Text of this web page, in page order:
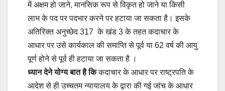
में अक्षम हो जाने, मानसिक रूप से विकृत हो जाने या किसी
लाभ के पद पर पदभार करने पर हटाया जा सकता है। इसके
अतिरिक्त अनुच्छेद 317 के खंड 3 के तहत कदाचार के
आधार पर उसे कार्यकाल की समाप्ति से पूर्व या 62 वर्ष की आयु
पूर्ण होने से पूर्व ही हटाया जा सकता है ।
ध्यान देने योग्य बात है किकदाचार के आधार पर राष्ट्रपति के
आदेश से ही उच्चतम न्यायालय के द्वारा की गई जांच के आधार